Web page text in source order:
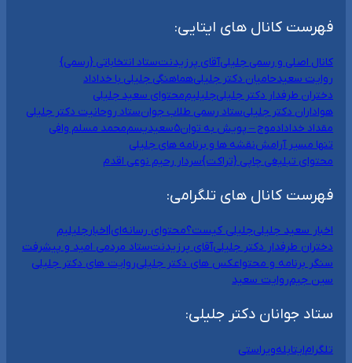
فهرست کانال های ایتایی:
کانال اصلی و رسمی جلیلیآقای پرزیدنتستاد انتخاباتی {رسمی}
روایت سعیدحامیان دکتر جلیلیهماهنگی جلیلی با خداداد
دختران طرفدار دکتر جلیلیجلیلیممحتوای سعید جلیلی
هواداران دکتر جلیلیستاد رسمی طلاب جوانستاد روحانیت دکتر جلیلی
مقداد خدادادموج – پویش به توان۵ سعیدیسممحمد مسلم وافی
تنها مسیر آرامشنقشه ها و برنامه های جلیلی
محتوای تبلیغی چاپی {تراکت}سردار رحیم نوعی اقدم
فهرست کانال های تلگرامی:
اخبار سعید جلیلیجلیلی کیست؟محتوای رسانه‌ای|اخبارجلیلیم
دختران طرفدار دکتر جلیلیآقای پرزیدنتستاد مردمی امید و پیشرفت
سنگر برنامه و محتواعکس های دکتر جلیلیروایت های دکتر جلیلی
سین جیمروایت سعید
ستاد جوانان دکتر جلیلی:
تلگرامایتابلهویراستی